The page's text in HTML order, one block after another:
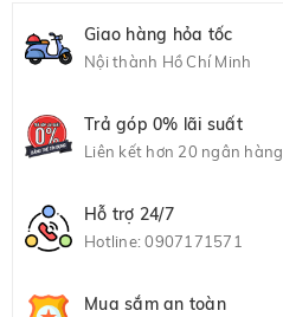
Giao hàng hỏa tốc
Nội thành Hồ Chí Minh
Trả góp 0% lãi suất
Liên kết hơn 20 ngân hàng
Hỗ trợ 24/7
Hotline:0907171571
Mua sắm an toàn